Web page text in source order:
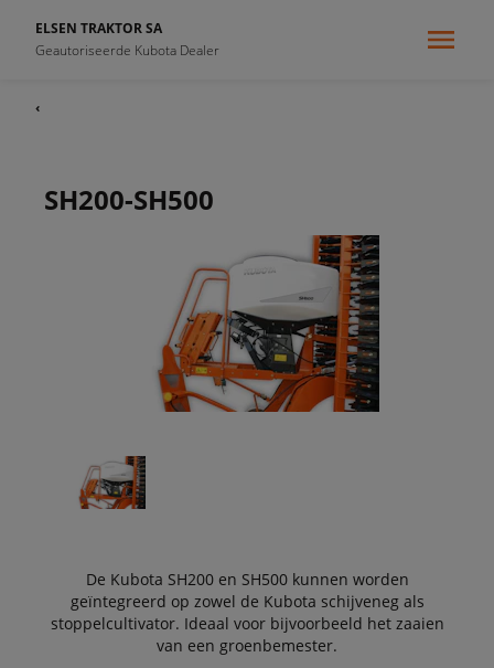
ELSEN TRAKTOR SA
Geautoriseerde Kubota Dealer
‹
SH200-SH500
De Kubota SH200 en SH500 kunnen worden
geïntegreerd op zowel de Kubota schijveneg als
stoppelcultivator. Ideaal voor bijvoorbeeld het zaaien
van een groenbemester.